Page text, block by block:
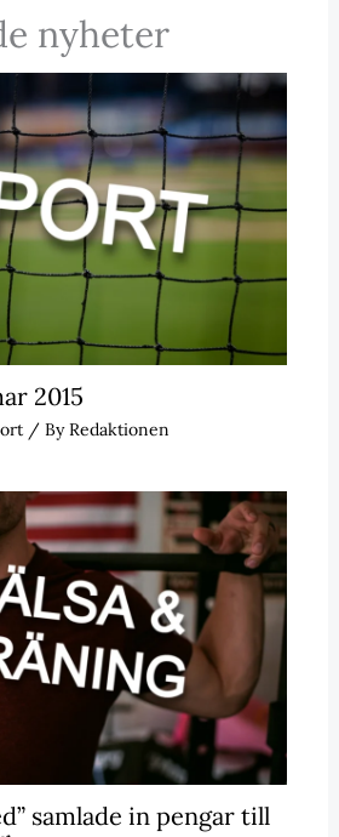
nyheter
2015
/ ByRedaktionen
samlade in pengar till